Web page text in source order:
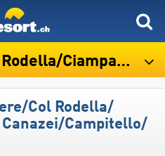
– Canazei/​Campitello/​Alba/​Pozza di Fassa
​Col Rodella/​
​Campitello/​